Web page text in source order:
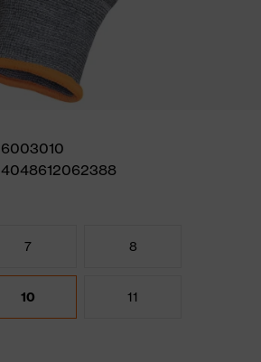
6003010
4048612062388
7 8
10 11